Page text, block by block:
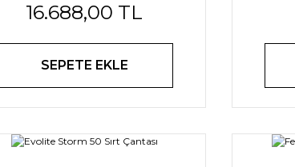
16.688,00 TL
SEPETE EKLE